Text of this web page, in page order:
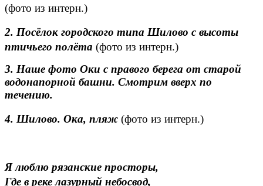
(фото из интерн.)
2. Посёлок городского типа Шилово с высоты
птичьего полёта (фото из интерн.)
3. Наше фото Оки с правого берега от старой
водонапорной башни. Смотрим вверх по
течению.
4. Шилово. Ока, пляж (фото из интерн.)
Я люблю рязанские просторы,
Где в реке лазурный небосвод,